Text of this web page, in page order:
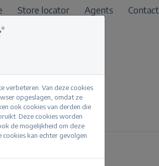
Store locator Agents
Contact
stone lightstone
verbeteren. Van deze cookies
opgeslagen, omdat ze
ook cookies van derden die
Deze cookies worden
de mogelijkheid om deze
cookies kan echter gevolgen